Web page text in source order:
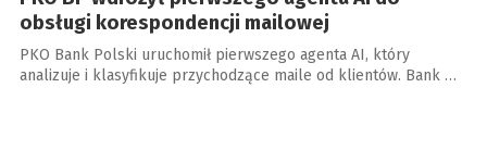
obsługi korespondencji mailowej
PKO Bank Polski uruchomił pierwszego agenta AI, który
analizuje i klasyfikuje przychodzące maile od klientów. Bank …